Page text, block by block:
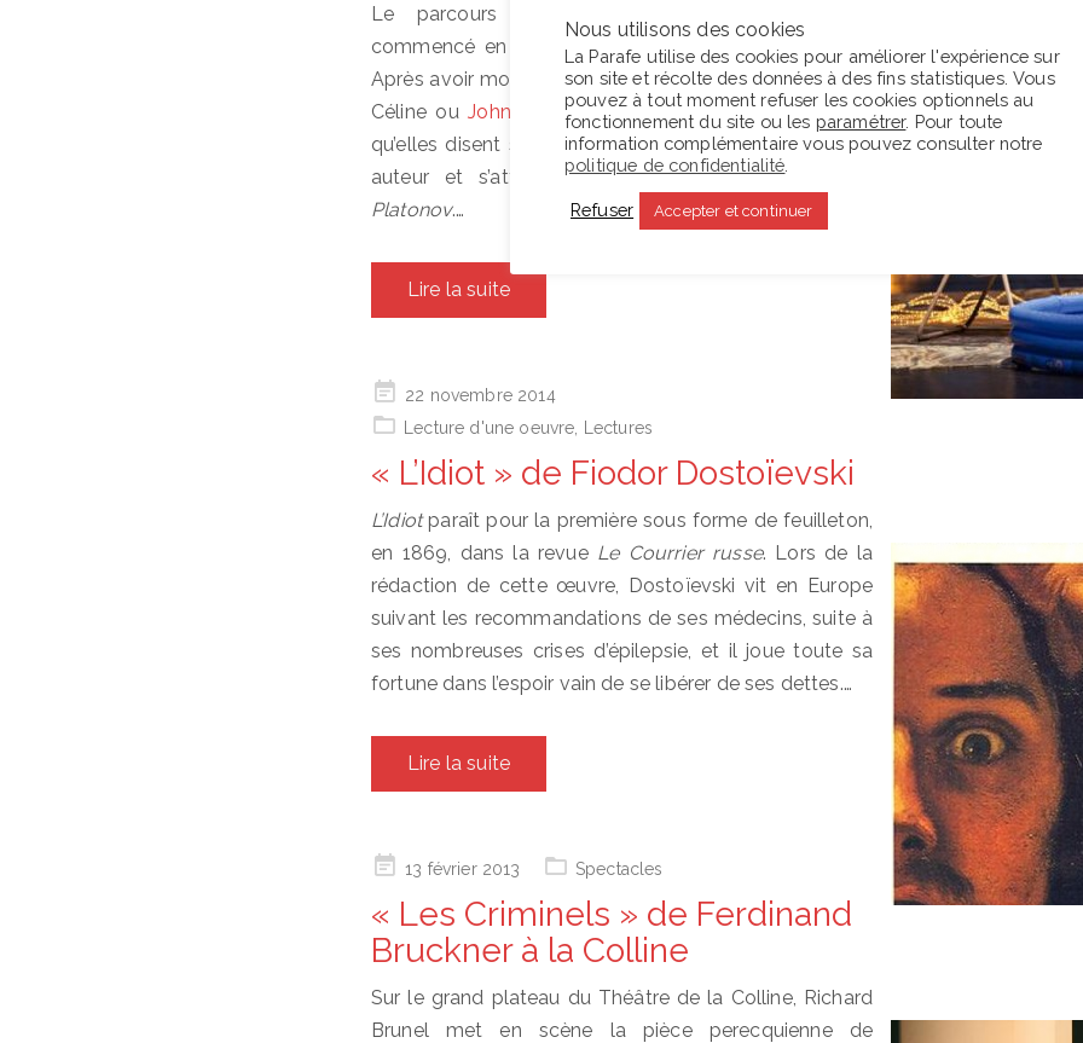
Le parcours du collectif Les Possédés avait
commencé en 2004 avecOncle Vania
de Tchekhov.
Après avoir monté des œuvres de Lagarce, Mauvignier,
Céline ouJohn Cheever, chaque fois en quête de ce
qu’elles disent sur l’humain, ils reviennent à ce premier
auteur et s’attaquent à sa toute première pièce,
Platonov.…
Lire la suite
Posted
on
22 novembre 2014
Lecture d'une oeuvre
Lectures
« L’Idiot » de Fiodor Dostoïevski
L’Idiotparaît pour la première sous forme de feuilleton,
en 1869, dans la revue Le Courrier russe. Lors de la
rédaction de cette œuvre, Dostoïevski vit en Europe
suivant les recommandations de ses médecins, suite à
ses nombreuses crises d’épilepsie, et il joue toute sa
fortune dans l’espoir vain de se libérer de ses dettes.…
Lire la suite
Posted13 février 2013 Spectacles
« Les Criminels » de Ferdinand
Bruckner à la Colline
Sur le grand plateau du Théâtre de la Colline, Richard
Brunel met en scène la pièce perecquienne de
Nous utilisons des cookies
La Parafe utilise des cookies pour améliorer l'expérience sur
son site et récolte des données à des fins statistiques. Vous
pouvez à tout moment refuser les cookies optionnels au
fonctionnement du site ou les paramétrer. Pour toute
information complémentaire vous pouvez consulter notre
politique de confidentialité
Refuser Accepter et continuer